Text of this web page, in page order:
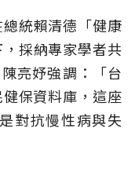
統賴清德「健康
採納專家學者共
亮妤強調：「台
保資料庫，這座
對抗慢性病與失